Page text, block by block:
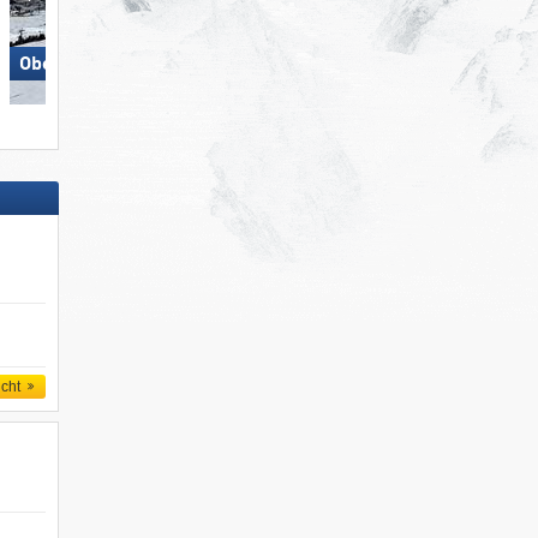
Obertauern Schöneben-Haideralm